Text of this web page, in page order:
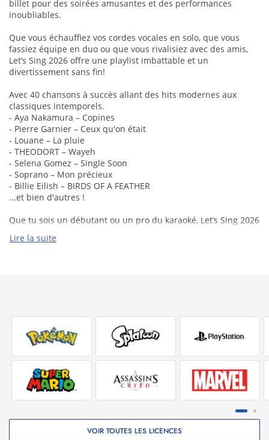
billet pour des soirées amusantes et des performances
inoubliables.
Que vous échauffiez vos cordes vocales en solo, que vous
fassiez équipe en duo ou que vous rivalisiez avec des amis,
Let’s Sing 2026 offre une playlist imbattable et un
divertissement sans fin!
Avec 40 chansons à succès allant des hits modernes aux
classiques intemporels.
- Aya Nakamura – Copines
- Pierre Garnier – Ceux qu'on était
- Louane – La pluie
- THEODORT – Wayeh
- Selena Gomez – Single Soon
- Soprano – Mon précieux
- Billie Eilish – BIRDS OF A FEATHER
...et bien d'autres !
Que tu sois un débutant ou un pro du karaoké, Let’s Sing 2026
Prépare-toi à faire le show !
l'application companion gratuite.
1 mois de Pass VIP gratuit inclus – débloquez plus de
180 chansons supplémentaires.
Lire la suite
VOIR TOUTES LES LICENCES